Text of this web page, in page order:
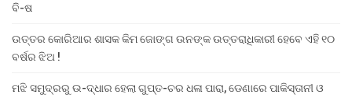
ବି-ଷ
ଉତ୍ତର କୋରିଆର ଶାସକ କିମ ଜୋଙ୍ଗ ଉନଙ୍କ ଉତ୍ତରାଧିକାରୀ ହେବେ ଏହି ୧୦
ବର୍ଷର ଝିଅ !
ମଝି ସମୁଦ୍ରରୁ ଉ-ଦ୍ଧାର ହେଲା ଗୁପ୍ତ-ଚର ଧଳା ପାରା, ଡେଣାରେ ପାକିସ୍ତାନୀ ଓ